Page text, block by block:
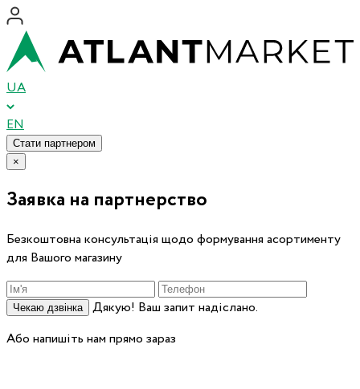
UA
EN
Стати партнером
×
Заявка на партнерство
Безкоштовна консультація щодо формування асортименту
для Вашого магазину
Чекаю дзвінка
Дякую! Ваш запит надіслано.
Або напишіть нам прямо зараз